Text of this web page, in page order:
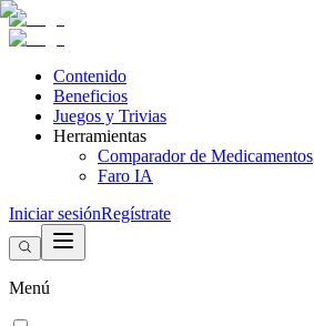
Contenido
Beneficios
Juegos y Trivias
Herramientas
Comparador de Medicamentos
Faro IA
Iniciar sesiónRegístrate
Menú